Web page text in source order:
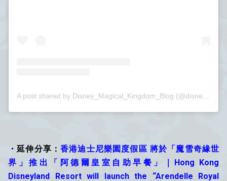
A post shared by Disney_Magical_Kingdom_Blog (@disney_magical_kingdom_blog)
・延伸分享： 香港迪士尼樂園度假區 將於「魔雪奇緣世
界」推出「阿德爾皇室自助早餐」｜Hong Kong
Disneyland Resort will launch the “Arendelle Royal